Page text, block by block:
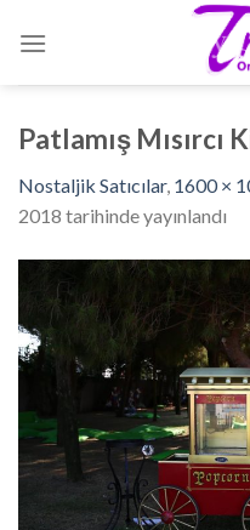
Patlamış Mısırcı
Nostaljik Satıcılar, 1600 ×
2018 tarihinde yayınlandı